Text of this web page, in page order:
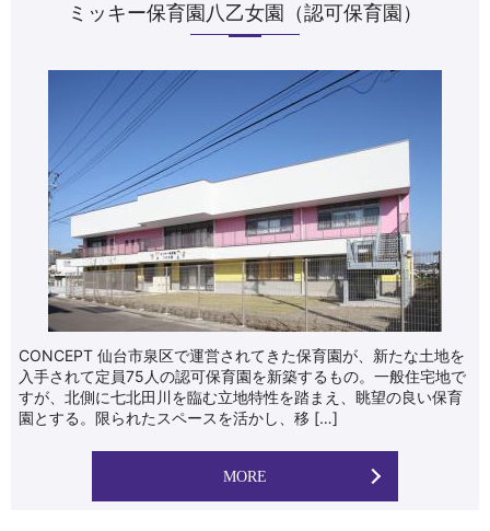
ミッキー保育園八乙女園（認可保育園）
CONCEPT 仙台市泉区で運営されてきた保育園が、新たな土地を
入手されて定員75人の認可保育園を新築するもの。一般住宅地で
すが、北側に七北田川を臨む立地特性を踏まえ、眺望の良い保育
園とする。限られたスペースを活かし、移 […]
MORE